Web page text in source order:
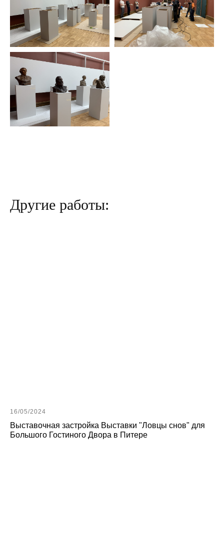
Другие работы:
16/05/2024
Выставочная застройка Выставки "Ловцы снов" для
Большого Гостиного Двора в Питере